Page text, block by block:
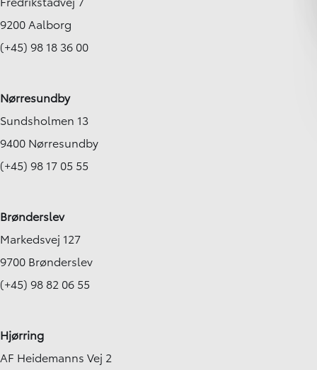
KONTANT
FINANSIERING
9200 Aalborg
(+45) 98 18 36 00
Nørresundby
Sundsholmen 13
9400 Nørresundby
(+45) 98 17 05 55
Brønderslev
Markedsvej 127
9700 Brønderslev
(+45) 98 82 06 55
Hjørring
AF Heidemanns Vej 2